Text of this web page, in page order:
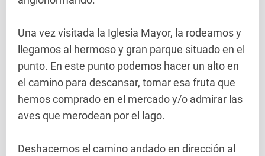
Una vez visitada la Iglesia Mayor, la rodeamos y
llegamos al hermoso y gran parque situado en el
punto. En este punto podemos hacer un alto en
el camino para descansar, tomar esa fruta que
hemos comprado en el mercado y/o admirar las
aves que merodean por el lago.
Deshacemos el camino andado en dirección al